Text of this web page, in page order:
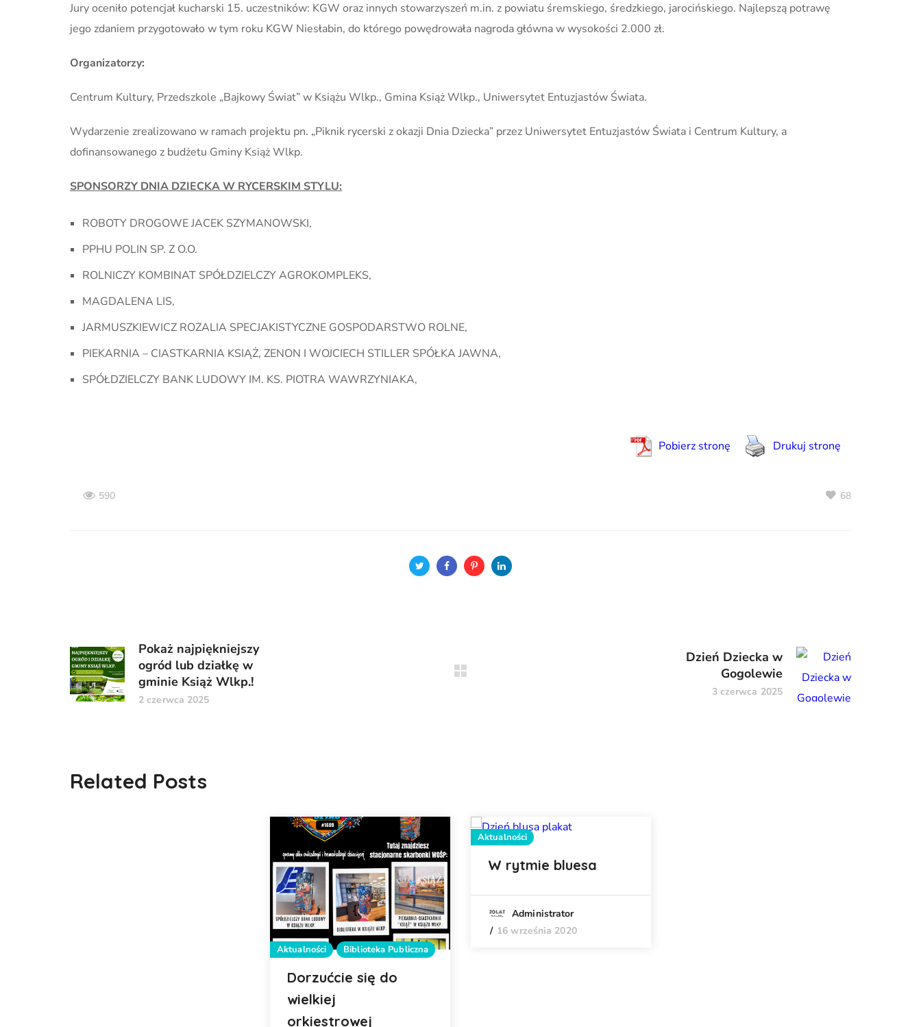
Jury oceniło potencjał kucharski 15. uczestników: KGW oraz innych stowarzyszeń m.in. z powiatu śremskiego, średzkiego, jarocińskiego. Najlepszą potrawę
jego zdaniem przygotowało w tym roku KGW Niesłabin, do którego powędrowała nagroda główna w wysokości 2.000 zł.
Organizatorzy:
Centrum Kultury, Przedszkole „Bajkowy Świat” w Książu Wlkp., Gmina Książ Wlkp., Uniwersytet Entuzjastów Świata.
Wydarzenie zrealizowano w ramach projektu pn. „Piknik rycerski z okazji Dnia Dziecka” przez Uniwersytet Entuzjastów Świata i Centrum Kultury, a
dofinansowanego z budżetu Gminy Książ Wlkp.
SPONSORZY DNIA DZIECKA W RYCERSKIM STYLU:
ROBOTY DROGOWE JACEK SZYMANOWSKI,
PPHU POLIN SP. Z O.O.
ROLNICZY KOMBINAT SPÓŁDZIELCZY AGROKOMPLEKS,
MAGDALENA LIS,
JARMUSZKIEWICZ ROZALIA SPECJAKISTYCZNE GOSPODARSTWO ROLNE,
PIEKARNIA – CIASTKARNIA KSIĄŻ, ZENON I WOJCIECH STILLER SPÓŁKA JAWNA,
SPÓŁDZIELCZY BANK LUDOWY IM. KS. PIOTRA WAWRZYNIAKA,
Pobierz stronę Drukuj stronę
590 68
Pokaż najpiękniejszy
ogród lub działkę w
gminie Książ Wlkp.!
2 czerwca 2025
Dzień Dziecka w
Gogolewie
3 czerwca 2025
Related Posts
Aktualności Biblioteka Publiczna
Dorzućcie się do
wielkiej
orkiestrowej
Aktualności
W rytmie bluesa
Administrator
16 września 2020